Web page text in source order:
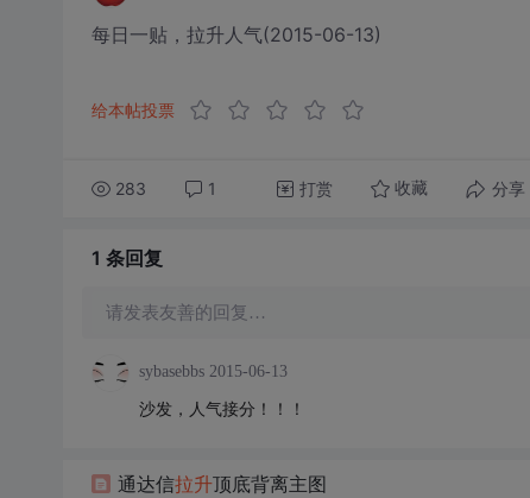
每日一贴，拉升人气(2015-06-13)
给本帖投票
283 1 打赏 收藏 分享
1 条回复
请发表友善的回复…
sybasebbs 2015-06-13
沙发，人气接分！！！
通达信拉升顶底背离主图